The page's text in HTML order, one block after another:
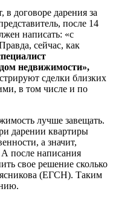
в договоре дарения за
после 14
написать: «с
сейчас, как
недвижимости»,
сделки близких
в том числе и по
лучше завещать.
дарении квартиры
а значит,
после написания
свое решение сколько
(ЕГСН). Таким